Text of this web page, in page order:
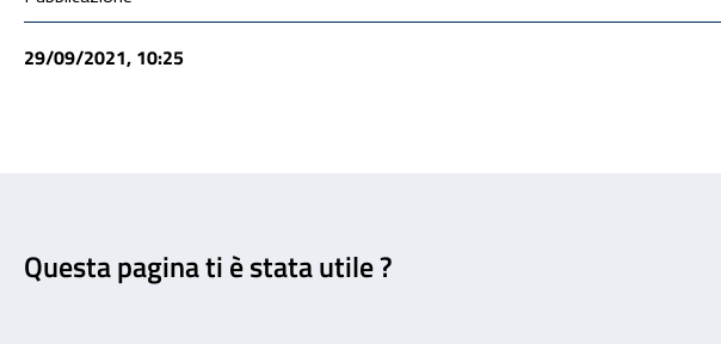
29/09/2021, 10:25
Questa pagina ti è stata utile ?